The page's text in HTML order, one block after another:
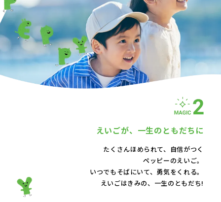
えいごが、 一生のともだちに
たくさんほめられて、自信がつく
ペッピーのえいご。
いつでもそばにいて、 勇気をくれる。
えいごはきみの、一生のともだち!